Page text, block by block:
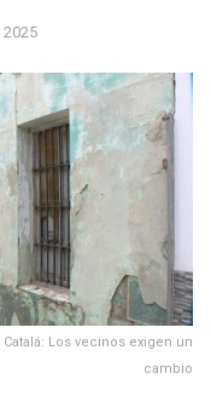
2025
Los vecinos exigen un
cambio